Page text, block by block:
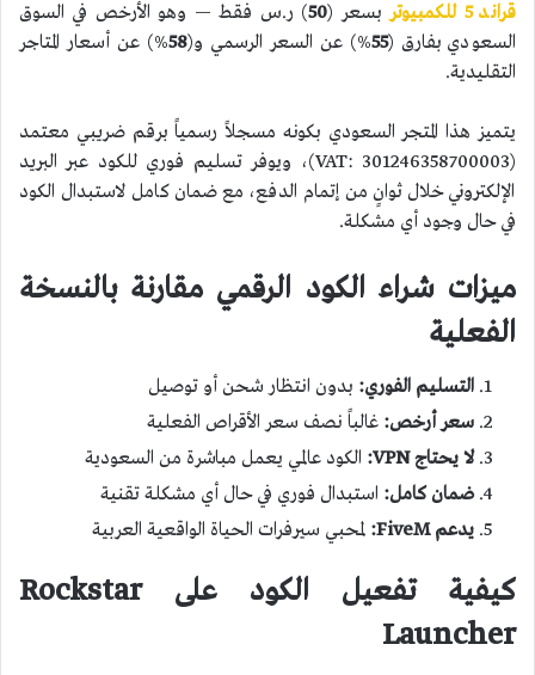
قراند 5 للكمبيوتر
بسعر (50) ر.س فقط — وهو الأرخص في السوق
السعودي بفارق (55%) عن السعر الرسمي و(58%) عن أسعار المتاجر
التقليدية.
يتميز هذا المتجر السعودي بكونه مسجلاً رسمياً برقم ضريبي معتمد
(VAT: 301246358700003)، ويوفر تسليم فوري للكود عبر البريد
الإلكتروني خلال ثوانٍ من إتمام الدفع، مع ضمان كامل لاستبدال الكود
في حال وجود أي مشكلة.
ميزات شراء الكود الرقمي مقارنة بالنسخة
الفعلية
التسليم الفوري: بدون انتظار شحن أو توصيل
سعر أرخص: غالباً نصف سعر الأقراص الفعلية
لا يحتاج VPN:
الكود عالمي يعمل مباشرة من السعودية
ضمان كامل: استبدال فوري في حال أي مشكلة تقنية
يدعم FiveM:
لمحبي سيرفرات الحياة الواقعية العربية
كيفية تفعيل الكود على Rockstar
Launcher